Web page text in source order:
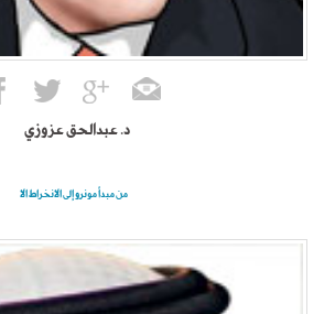
د. عبدالحق عزوزي
من مبدأ مونرو إلى الانخراط الا